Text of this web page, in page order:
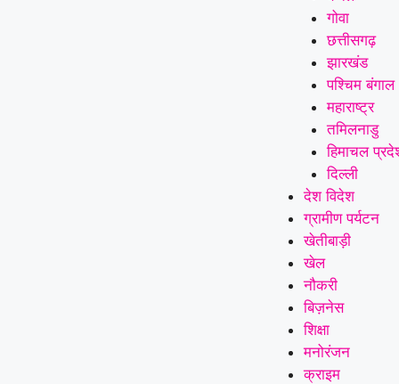
गोवा
छत्तीसगढ़
झारखंड
पश्चिम बंगाल
महाराष्ट्र
तमिलनाडु
हिमाचल
दिल्ली
देश विदेश
ग्रामीण पर्यटन
खेतीबाड़ी
खेल
नौकरी
बिज़नेस
शिक्षा
मनोरंजन
क्राइम